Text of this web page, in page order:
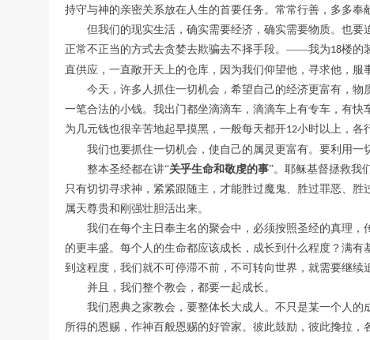
持守与神的亲密关系放在人生的首要任务。常常行善，多多奉
但我们的现实生活，确实需要经济，确实需要物质。也
正常不正当的方式去贪婪去欺骗去不择手段。 ——我为18楼的
直供应，一直敞开天上的仓库，因为我们仰望他，寻求他，服
今天，许多人抓住一切机会，希望自己的经济更富有，
一笔合法的小钱。我出门都坐滴滴车，滴滴车上有专车，有
为几元钱也很辛苦地起早摸黑，一般每天都开12小时以上，各
我们也要抓住一切机会，使自己的属灵更富有。要利用一
整本圣经都在讲“关乎生命和敬虔的事”。耶稣基督拯救我
只有切切寻求神，紧紧跟随主，才能胜过魔鬼、胜过罪恶、
属天尊贵和刚强壮胆活出来。
我们在每个主日奉主名的聚会中，必须按照圣经的真理
的更丰盛。每个人的生命都应该成长，成长到什么程度？满有
到这程度，我们就不可停滞不前，不可转向世界，就需要继续
并且，我们整个教会，都要一起成长。
我们恩典之家教会，要整体长大成人。不只是某一个人
所得的恩赐，作神百般恩赐的好管家。彼此鼓励，彼此搀拉